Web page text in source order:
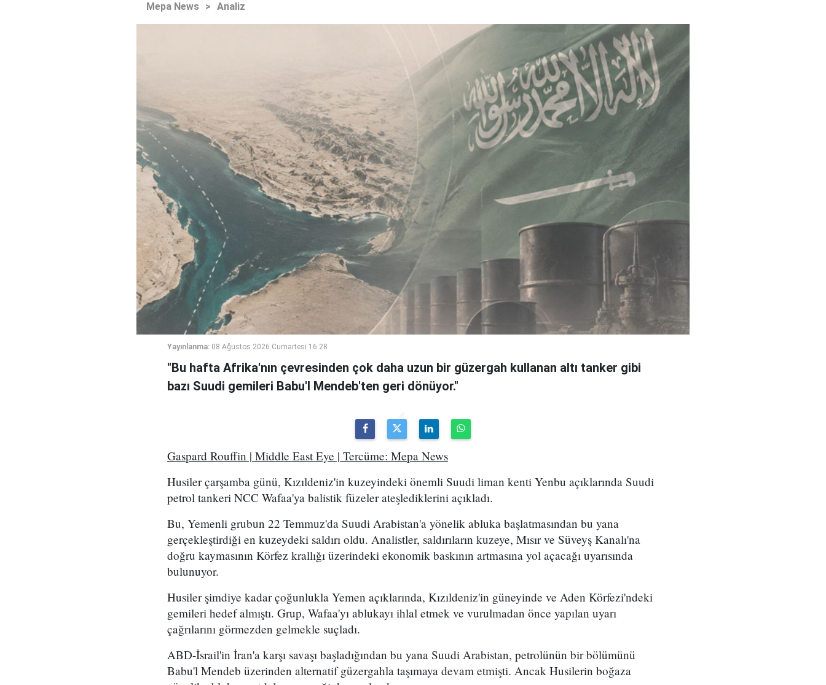
Mepa News > Analiz
Yayınlanma: 08 Ağustos 2026 Cumartesi 16:28
"Bu hafta Afrika'nın çevresinden çok daha uzun bir güzergah kullanan altı tanker gibi
bazı Suudi gemileri Babu'l Mendeb'ten geri dönüyor."
Gaspard Rouffin | Middle East Eye | Tercüme: Mepa News
Husiler çarşamba günü, Kızıldeniz'in kuzeyindeki önemli Suudi liman kenti Yenbu açıklarında Suudi
petrol tankeri NCC Wafaa'ya balistik füzeler ateşlediklerini açıkladı.
Bu, Yemenli grubun 22 Temmuz'da Suudi Arabistan'a yönelik abluka başlatmasından bu yana
gerçekleştirdiği en kuzeydeki saldırı oldu. Analistler, saldırıların kuzeye, Mısır ve Süveyş Kanalı'na
doğru kaymasının Körfez krallığı üzerindeki ekonomik baskının artmasına yol açacağı uyarısında
bulunuyor.
Husiler şimdiye kadar çoğunlukla Yemen açıklarında, Kızıldeniz'in güneyinde ve Aden Körfezi'ndeki
gemileri hedef almıştı. Grup, Wafaa'yı ablukayı ihlal etmek ve vurulmadan önce yapılan uyarı
çağrılarını görmezden gelmekle suçladı.
ABD-İsrail'in İran'a karşı savaşı başladığından bu yana Suudi Arabistan, petrolünün bir bölümünü
Babu'l Mendeb üzerinden alternatif güzergahla taşımaya devam etmişti. Ancak Husilerin boğaza